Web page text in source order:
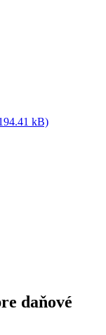
kB)
daňové